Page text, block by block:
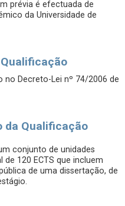
prévia é efectuada de
da Universidade de
Decreto-Lei nº 74/2006 de
da Qualificação
conjunto de unidades
120 ECTS que incluem
de uma dissertação, de